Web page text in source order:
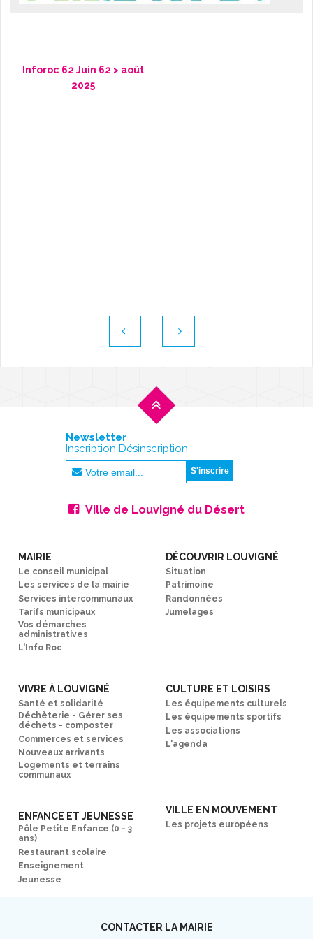
Inforoc 62 Juin 62 > août
2025
Newsletter
Inscription Désinscription
Ville de Louvigné du Désert
MAIRIE
Le conseil municipal
Les services de la mairie
Services intercommunaux
Tarifs municipaux
Vos démarches
administratives
L'Info Roc
DÉCOUVRIR LOUVIGNÉ
Situation
Patrimoine
Randonnées
Jumelages
VIVRE À LOUVIGNÉ
Santé et solidarité
Déchèterie - Gérer ses
déchets - composter
Commerces et services
Nouveaux arrivants
Logements et terrains
communaux
CULTURE ET LOISIRS
Les équipements culturels
Les équipements sportifs
Les associations
L'agenda
ENFANCE ET JEUNESSE
Pôle Petite Enfance (0 - 3
ans)
Restaurant scolaire
Enseignement
Jeunesse
VILLE EN MOUVEMENT
Les projets européens
CONTACTER LA MAIRIE